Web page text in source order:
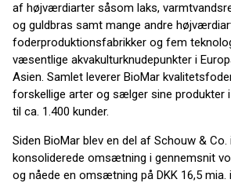
af højværdiarter såsom laks,
og guldbras samt mange andre
foderproduktionsfabrikker og fem
væsentlige akvakulturknudepunkter i
Asien. Samlet leverer BioMar
forskellige arter og sælger sine produkter
til ca. 1.400 kunder.
Siden BioMar blev en del af Schouw & Co.
konsoliderede omsætning i gennemsnit
og nåede en omsætning på DKK 16,5 mia.